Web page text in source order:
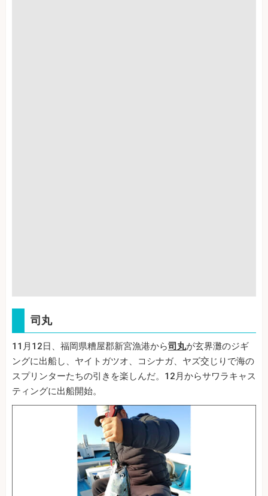
司丸
11月12日、福岡県糟屋郡新宮漁港から司丸が玄界灘のジギ
ングに出船し、ヤイトガツオ、コシナガ、ヤズ交じりで海の
スプリンターたちの引きを楽しんだ。12月からサワラキャス
ティングに出船開始。